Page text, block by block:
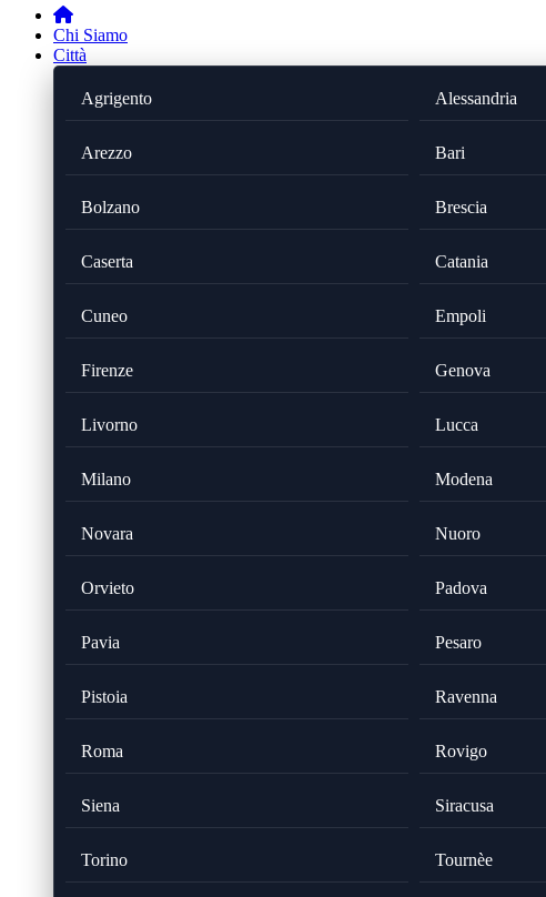
Chi Siamo
Città
Agrigento Alessandria
Arezzo Bari
Bolzano Brescia
Caserta Catania
Cuneo Empoli
Firenze Genova
Livorno Lucca
Milano Modena
Novara Nuoro
Orvieto Padova
Pavia Pesaro
Pistoia Ravenna
Roma Rovigo
Siena Siracusa
Torino Tournèe